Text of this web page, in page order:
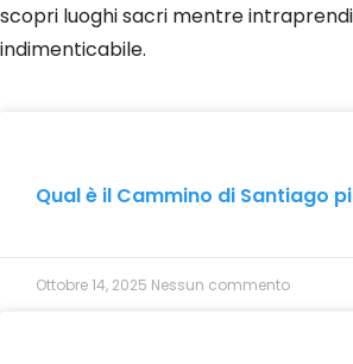
scopri luoghi sacri mentre
indimenticabile.
Qual è il Cammino di Santiago
Ottobre 14, 2025 Nessun commento